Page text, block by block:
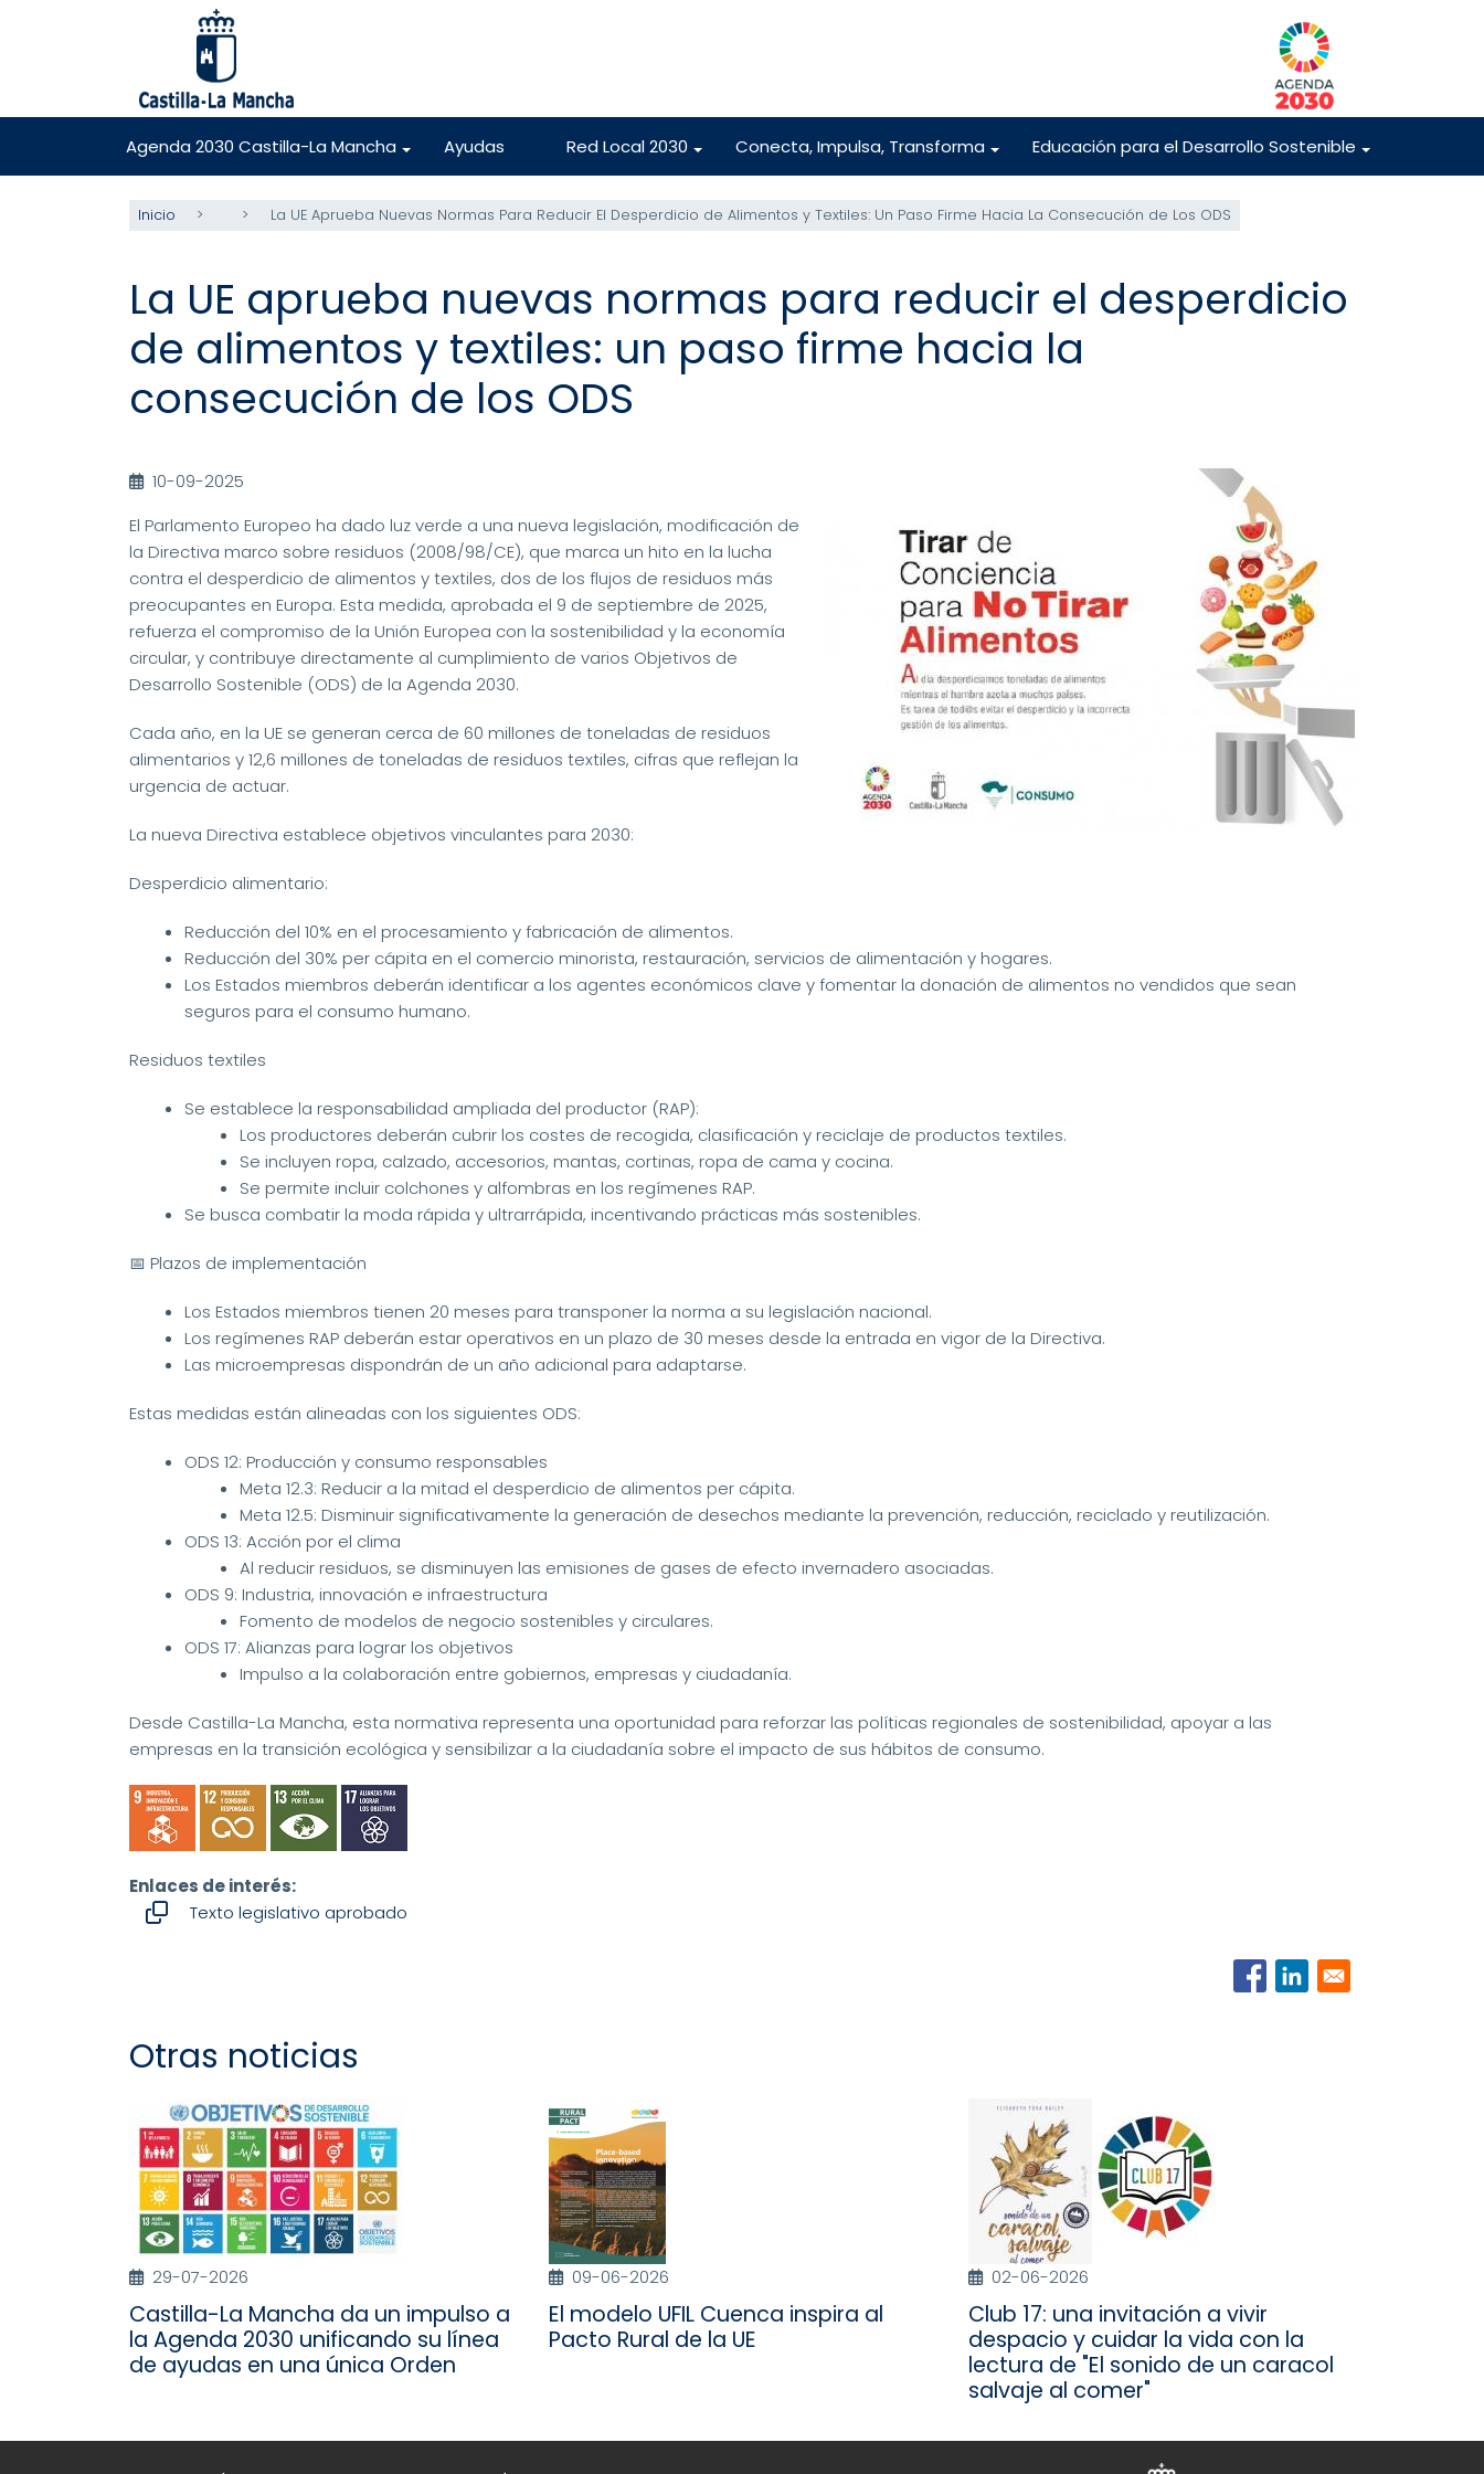
+
Agenda 2030 Castilla-La Mancha Ayudas +
Red Local 2030 +
Conecta, Impulsa, Transforma +
Educación para el Desarrollo Sostenible
Inicio La UE Aprueba Nuevas Normas Para Reducir El Desperdicio de Alimentos y Textiles: Un Paso Firme Hacia La Consecución de Los ODS
La UE aprueba nuevas normas para reducir el desperdicio
de alimentos y textiles: un paso firme hacia la
consecución de los ODS
10-09-2025
El Parlamento Europeo ha dado luz verde a una nueva legislación, modificación de
la Directiva marco sobre residuos (2008/98/CE), que marca un hito en la lucha
contra el desperdicio de alimentos y textiles, dos de los flujos de residuos más
preocupantes en Europa. Esta medida, aprobada el 9 de septiembre de 2025,
refuerza el compromiso de la Unión Europea con la sostenibilidad y la economía
circular, y contribuye directamente al cumplimiento de varios Objetivos de
Desarrollo Sostenible (ODS) de la Agenda 2030.
Cada año, en la UE se generan cerca de 60 millones de toneladas de residuos
alimentarios y 12,6 millones de toneladas de residuos textiles, cifras que reflejan la
urgencia de actuar.
La nueva Directiva establece objetivos vinculantes para 2030:
Desperdicio alimentario:
Reducción del 10% en el procesamiento y fabricación de alimentos.
Reducción del 30% per cápita en el comercio minorista, restauración, servicios de alimentación y hogares.
Los Estados miembros deberán identificar a los agentes económicos clave y fomentar la donación de alimentos no vendidos que sean
seguros para el consumo humano.
Residuos textiles
Se establece la responsabilidad ampliada del productor (RAP):
Los productores deberán cubrir los costes de recogida, clasificación y reciclaje de productos textiles.
Se incluyen ropa, calzado, accesorios, mantas, cortinas, ropa de cama y cocina.
Se permite incluir colchones y alfombras en los regímenes RAP.
Se busca combatir la moda rápida y ultrarrápida, incentivando prácticas más sostenibles.
📅 Plazos de implementación
Los Estados miembros tienen 20 meses para transponer la norma a su legislación nacional.
Los regímenes RAP deberán estar operativos en un plazo de 30 meses desde la entrada en vigor de la Directiva.
Las microempresas dispondrán de un año adicional para adaptarse.
Estas medidas están alineadas con los siguientes ODS:
ODS 12: Producción y consumo responsables
Meta 12.3: Reducir a la mitad el desperdicio de alimentos per cápita.
Meta 12.5: Disminuir significativamente la generación de desechos mediante la prevención, reducción, reciclado y reutilización.
ODS 13: Acción por el clima
Al reducir residuos, se disminuyen las emisiones de gases de efecto invernadero asociadas.
ODS 9: Industria, innovación e infraestructura
Fomento de modelos de negocio sostenibles y circulares.
ODS 17: Alianzas para lograr los objetivos
Impulso a la colaboración entre gobiernos, empresas y ciudadanía.
Desde Castilla-La Mancha, esta normativa representa una oportunidad para reforzar las políticas regionales de sostenibilidad, apoyar a las
empresas en la transición ecológica y sensibilizar a la ciudadanía sobre el impacto de sus hábitos de consumo.
Enlaces de interés:
Texto legislativo aprobado
Otras noticias
29-07-2026
Castilla-La Mancha da un impulso a
la Agenda 2030 unificando su línea
de ayudas en una única Orden
09-06-2026
El modelo UFIL Cuenca inspira al
Pacto Rural de la UE
02-06-2026
Club 17: una invitación a vivir
despacio y cuidar la vida con la
lectura de "El sonido de un caracol
salvaje al comer"